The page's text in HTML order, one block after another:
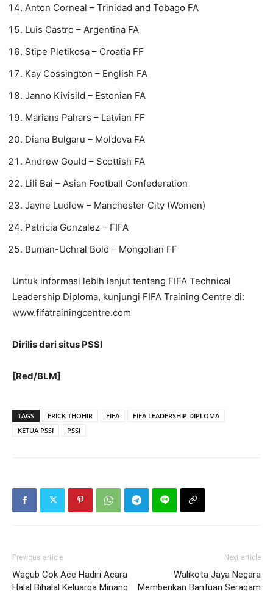
Anton Corneal – Trinidad and Tobago FA
Luis Castro – Argentina FA
Stipe Pletikosa – Croatia FF
Kay Cossington – English FA
Janno Kivisild – Estonian FA
Marians Pahars – Latvian FF
Diana Bulgaru – Moldova FA
Andrew Gould – Scottish FA
Lili Bai – Asian Football Confederation
Jayne Ludlow – Manchester City (Women)
Patricia Gonzalez – FIFA
Buman-Uchral Bold – Mongolian FF
Untuk informasi lebih lanjut tentang FIFA Technical
Leadership Diploma, kunjungi FIFA Training Centre di:
www.fifatrainingcentre.com
Dirilis dari situs PSSI
[Red/BLM]
TAGS ERICK THOHIR FIFA
FIFA LEADERSHIP DIPLOMA
KETUA PSSI
PSSI
Previous article
Wagub Cok Ace Hadiri Acara
Halal Bihalal Keluarga Minang
Next article
Walikota Jaya Negara
Memberikan Bantuan Seragam